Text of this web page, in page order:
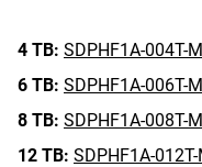
4 TB: SDPHF1A-004T-
6 TB: SDPHF1A-006T-
8 TB: SDPHF1A-008T-
12 TB: SDPHF1A-